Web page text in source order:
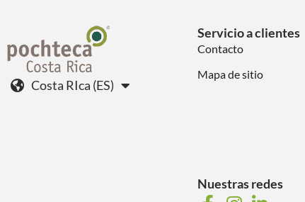
Costa RIca (ES)
Servicio a clientes
Contacto
Mapa de sitio
Nuestras redes